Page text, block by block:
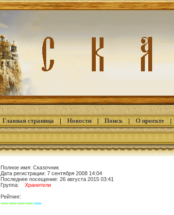
Главная страница| Новости| Поиск| О проекте|
Полное имя: Сказочник
Дата регистрации: 7 сентября 2008 14:04
Последнее посещение: 26 августа 2015 03:41
Группа: Хранители
Рейтинг: